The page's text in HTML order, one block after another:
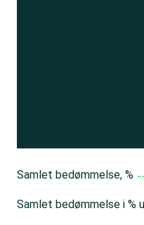
Samlet bedømmelse, %
Samlet bedømmelse i %